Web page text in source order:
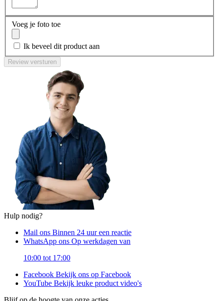
Voeg je foto toe
Ik beveel dit product aan
Review versturen
Hulp nodig?
Mail ons Binnen 24 uur een reactie
WhatsApp ons Op werkdagen van
10:00 tot 17:00
Facebook Bekijk ons op Facebook
YouTube Bekijk leuke product video's